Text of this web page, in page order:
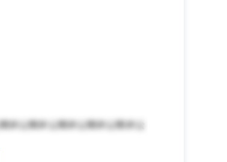
非公開非公開非公開非公開非公